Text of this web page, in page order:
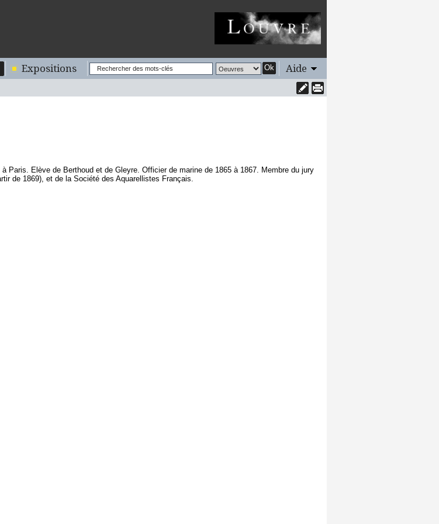
Expositions Ok Aide
Paris. Elève de Berthoud et de Gleyre. Officier de marine de 1865 à 1867. Membre du jury
de 1869), et de la Société des Aquarellistes Français.